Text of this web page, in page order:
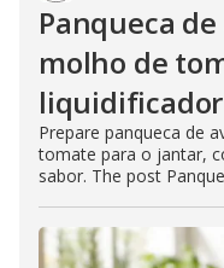
Panqueca
molho de
liquidificador
Prepare panqueca de
tomate para o jantar,
sabor. The post